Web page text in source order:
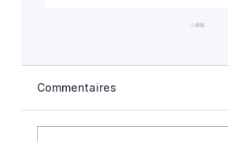
Commentaires